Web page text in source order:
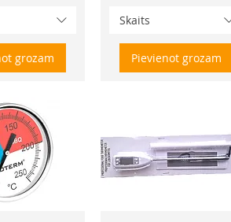
grozam
Skaits
Pievienot grozam